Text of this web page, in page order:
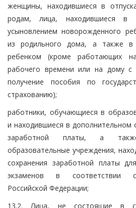
женщины, находившиеся в
родам, лица, находившиеся в
усыновлением новорожденного
из родильного дома, а также в
ребенком (кроме работающих
рабочего времени или на дому с
получение пособия по
страхованию);
работники, обучающиеся в
и находившиеся в дополнительном
заработной платы, а
образовательные учреждения,
сохранения заработной платы
экзаменов в соответствии с
Российской Федерации;
13.2. Лица, не состоящие в